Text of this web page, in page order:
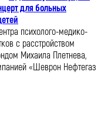
для больных
психолого-медико-
с расстройством
Михаила Плетнева,
«Шеврон Нефтегаз